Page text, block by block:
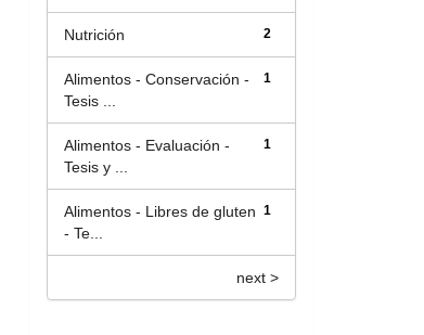
2
Nutrición
1
Alimentos - Conservación -
Tesis ...
1
Alimentos - Evaluación -
Tesis y ...
1
Alimentos - Libres de gluten
- Te...
next >